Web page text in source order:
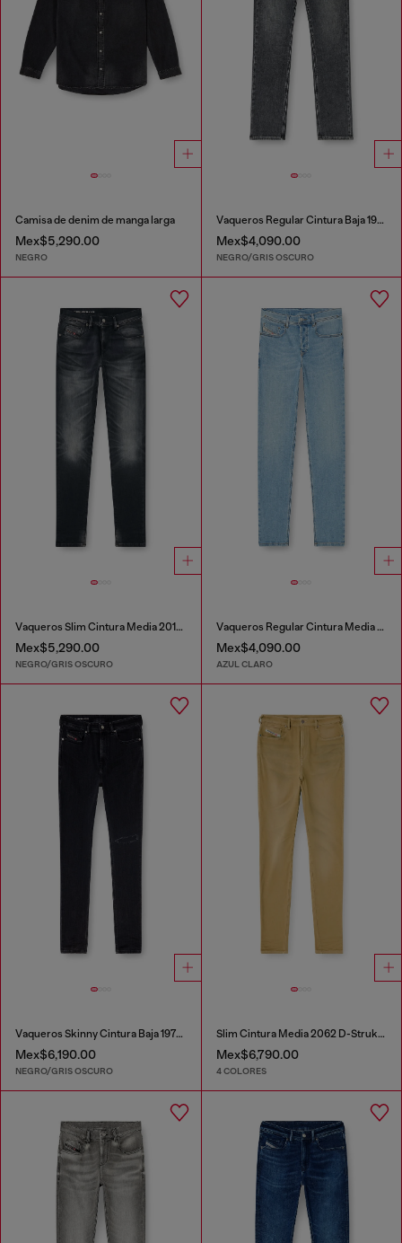
Camisa de denim de manga larga
Mex$5,290.00
NEGRO
Vaqueros Regular Cintura Baja 1985 Larkee
Mex$4,090.00
NEGRO/GRIS OSCURO
Vaqueros Slim Cintura Media 2019 D-Strukt
Mex$5,290.00
NEGRO/GRIS OSCURO
Vaqueros Regular Cintura Media 2023 D-Finitive
Mex$4,090.00
AZUL CLARO
Vaqueros Skinny Cintura Baja 1979 Sleenker
Mex$6,190.00
NEGRO/GRIS OSCURO
Slim Cintura Media 2062 D-Strukt Joggjeans®
Mex$6,790.00
4 COLORES